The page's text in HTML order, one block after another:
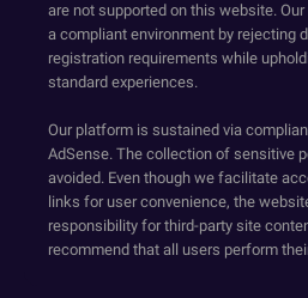
are not supported on this website.
a compliant environment by rejecting
registration requirements while
standard experiences.
Our platform is sustained via
AdSense. The collection of sensitive
avoided. Even though we facilitate
links for user convenience, the
responsibility for third-party site
recommend that all users perform